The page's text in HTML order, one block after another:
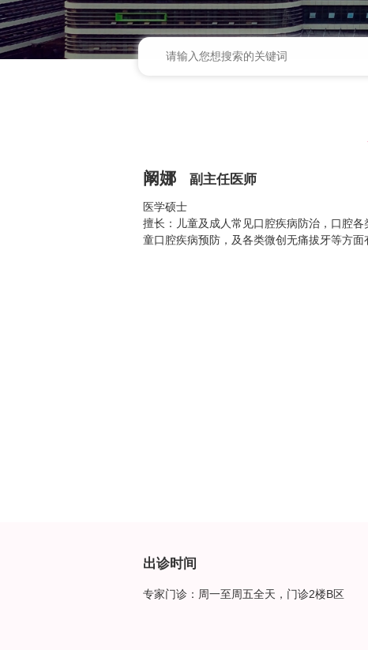
阚娜 副主任医师
医学硕士
擅长：儿童及成人常见口腔疾病防治，口腔
童口腔疾病预防，及各类微创无痛拔牙等方面
出诊时间
专家门诊：周一至周五全天，门诊2楼B区